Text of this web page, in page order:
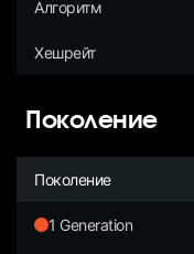
Алгоритм
Хешрейт
Поколение
Поколение
1 Generation